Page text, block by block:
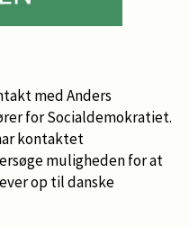
med Anders
for Socialdemokratiet.
kontaktet
muligheden for at
op til danske